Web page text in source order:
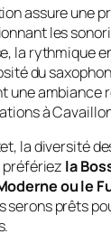
assure une
les
la rythmique
du
une ambiance
à
la diversité
préfériez la
ou le
serons prêts